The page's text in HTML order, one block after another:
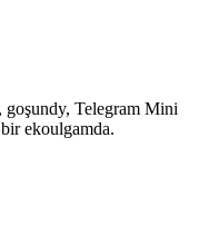
Telegram Mini
ekoulgamda.